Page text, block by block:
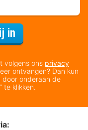
in
volgens ons privacy
ontvangen? Dan kun
door onderaan de
te klikken.